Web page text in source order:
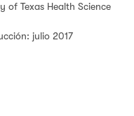
of Texas Health Science
julio 2017